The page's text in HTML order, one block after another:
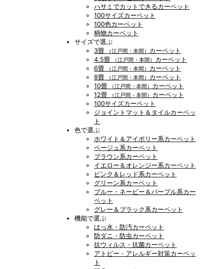
ハサミでカットできるカーペット
100サイズカーペット
100色カーペット
柄物カーペット
サイズで選ぶ
3畳
（江戸間・本間） カーペット
4.5畳
（江戸間・本間） カーペット
6畳
（江戸間・本間） カーペット
8畳
（江戸間・本間） カーペット
10畳
（江戸間・本間） カーペット
12畳
（江戸間・本間） カーペット
100サイズカーペット
ジョイントマット＆タイルカーペッ
ト
色で選ぶ
ホワイト＆アイボリー系カーペット
ベージュ系カーペット
ブラウン系カーペット
イエロー＆オレンジー系カーペット
ピンク＆レッド系カーペット
グリーン系カーペット
ブルー・ネービー＆パープル系カー
ペット
グレー＆ブラック系カーペット
機能で選ぶ
はっ水・防汚カーペット
防ダニ・防虫カーペット
抗ウィルス・抗菌カーペット
アトピー・アレルギー対策カーペッ
ト